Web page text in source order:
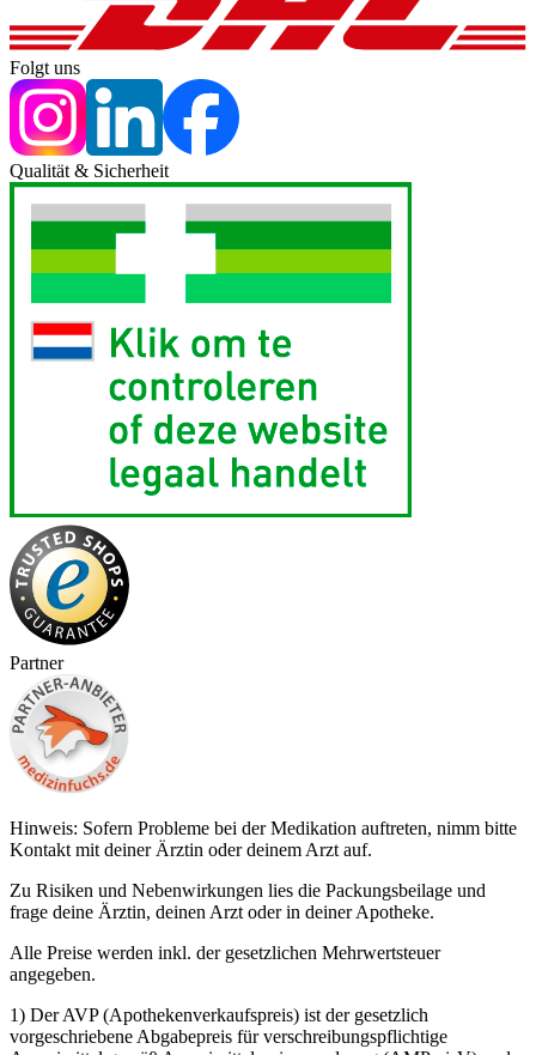
Folgt uns
Qualität & Sicherheit
Partner
Hinweis: Sofern Probleme bei der Medikation auftreten, nimm bitte
Kontakt mit deiner Ärztin oder deinem Arzt auf.
Zu Risiken und Nebenwirkungen lies die Packungsbeilage und
frage deine Ärztin, deinen Arzt oder in deiner Apotheke.
Alle Preise werden inkl. der gesetzlichen Mehrwertsteuer
angegeben.
1) Der AVP (Apothekenverkaufspreis) ist der gesetzlich
vorgeschriebene Abgabepreis für verschreibungspflichtige